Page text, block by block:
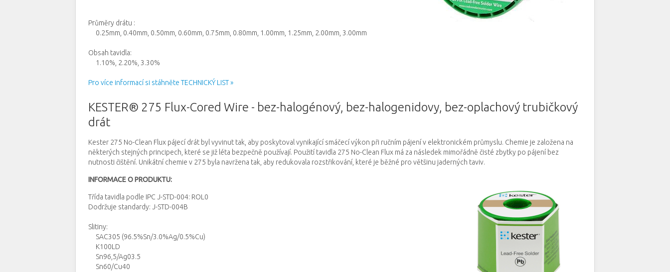
Průměry drátu :
0.25mm, 0.40mm, 0.50mm, 0.60mm, 0.75mm, 0.80mm, 1.00mm, 1.25mm, 2.00mm, 3.00mm
Obsah tavidla:
1.10%, 2.20%, 3.30%
Pro více informací si stáhněte TECHNICKÝ LIST »
KESTER® 275 Flux-Cored Wire - bez-halogénový, bez-halogenidovy, bez-oplachový trubičkový
drát
Kester 275 No-Clean Flux pájecí drát byl vyvinut tak, aby poskytoval vynikající smáčecí výkon při ručním pájení v elektronickém průmyslu. Chemie je založena na
některých stejných principech, které se již léta bezpečně používají. Použití tavidla 275 No-Clean Flux má za následek mimořádně čisté zbytky po pájení bez
nutnosti čištění. Unikátní chemie v 275 byla navržena tak, aby redukovala rozstřikování, které je běžné pro většinu jaderných taviv.
INFORMACE O PRODUKTU:
Třída tavidla podle IPC J-STD-004: ROL0
Dodržuje standardy: J-STD-004B
Slitiny:
SAC305 (96.5%Sn/3.0%Ag/0.5%Cu)
K100LD
Sn96,5/Ag03.5
Sn60/Cu40